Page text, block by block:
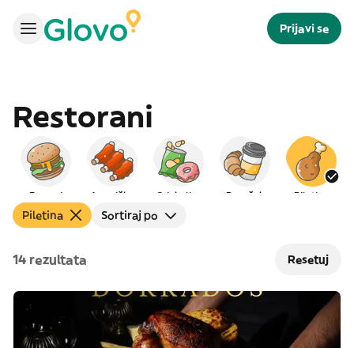
Prijavi se
Restorani
Burgeri Američka Grickalice Doručak Piletina
Piletina Sortiraj po
14 rezultata Resetuj